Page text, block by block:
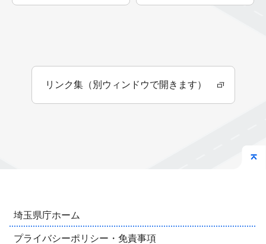
リンク集（別ウィンドウで開きます）
埼玉県庁ホーム
プライバシーポリシー・免責事項